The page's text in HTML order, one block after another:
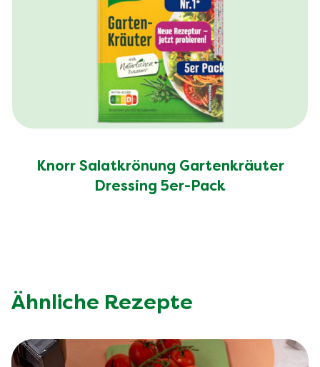
Knorr Salatkrönung Gartenkräuter
Dressing 5er-Pack
Ähnliche Rezepte